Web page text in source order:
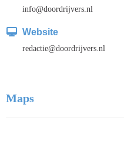
ofni@doordrijvers.nl
Website
eitcader@doordrijvers.nl
Maps